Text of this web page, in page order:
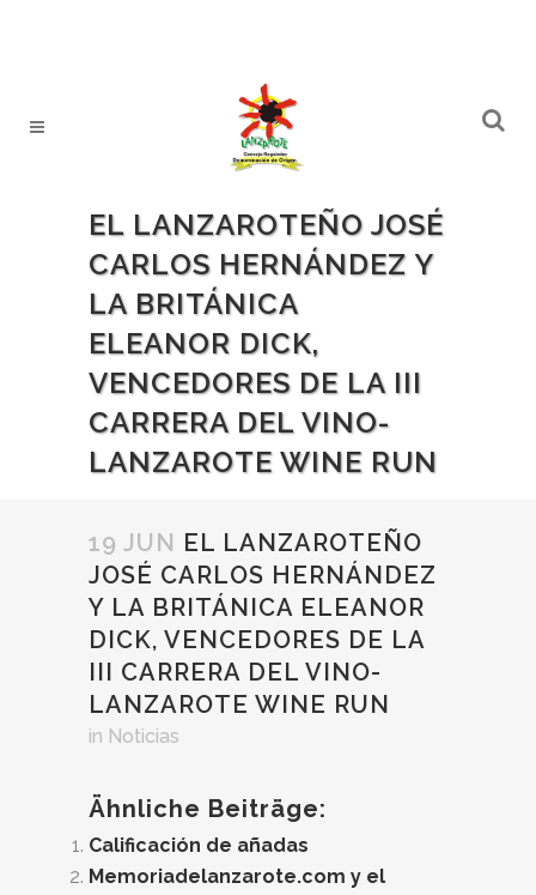
EL LANZAROTEÑO JOSÉ
CARLOS HERNÁNDEZ Y
LA BRITÁNICA
ELEANOR DICK,
VENCEDORES DE LA III
CARRERA DEL VINO-
LANZAROTE WINE RUN
19 JUN EL LANZAROTEÑO
JOSÉ CARLOS HERNÁNDEZ
Y LA BRITÁNICA ELEANOR
DICK, VENCEDORES DE LA
III CARRERA DEL VINO-
LANZAROTE WINE RUN
in Noticias
Ähnliche Beiträge:
Calificación de añadas
Memoriadelanzarote.com y el